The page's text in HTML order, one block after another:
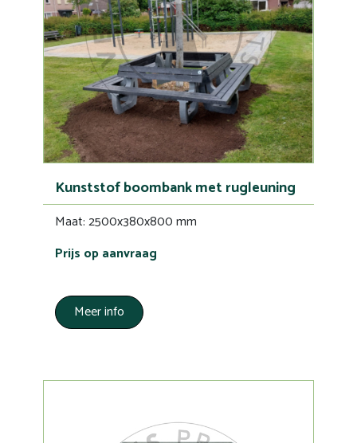
Kunststof boombank met rugleuning
Maat: 2500x380x800 mm
Prijs op aanvraag
Meer info